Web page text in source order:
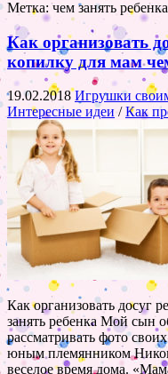
Метка:чем занять ребенка
Как организовать
копилку для мам
19.02.2018Игрушки
Интересные идеи /Как
Как организовать досуг
занять ребенка Мой сын
рассматривать фото
юным племянником
веселое время дома.